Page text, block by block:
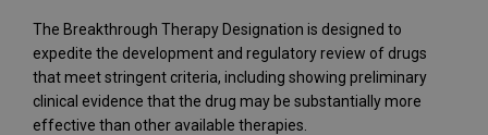
The Breakthrough Therapy Designation is designed to
expedite the development and regulatory review of drugs
that meet stringent criteria, including showing preliminary
clinical evidence that the drug may be substantially more
effective than other available therapies.